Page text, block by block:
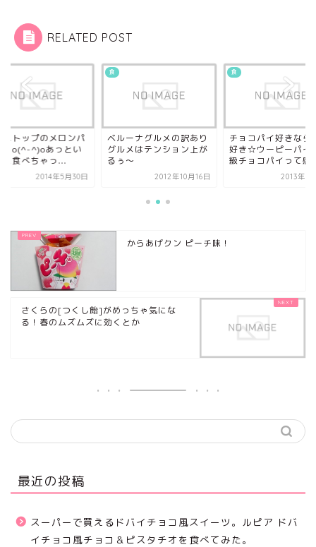
RELATED POST
ストップのメロンパ
！o(^-^)oあっとい
に食べちゃっ...
2014年5月30日
食
ベルーナグルメの訳あり
グルメはテンション上が
るぅ～
2012年10月16日
食
チョコパイ好きなら
好き☆ウーピーパイ
級チョコパイって感
2013年7
からあげクン ピーチ味！
さくらの[つくし飴]がめっちゃ気にな
る！春のムズムズに効くとか
最近の投稿
スーパーで買えるドバイチョコ風スイーツ。ルピア ドバ
イチョコ風チョコ＆ピスタチオを食べてみた。